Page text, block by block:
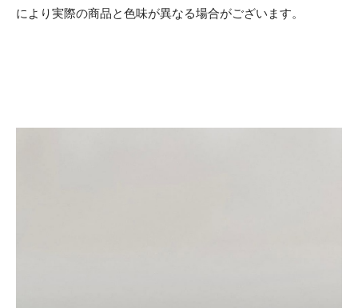
により実際の商品と色味が異なる場合がございます。